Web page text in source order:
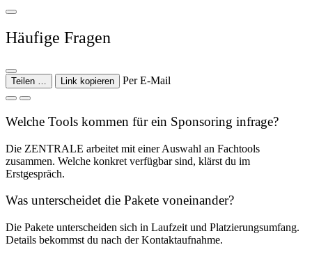
Häufige Fragen
Teilen … Link kopieren Per E-Mail
Welche Tools kommen für ein Sponsoring infrage?
Die ZENTRALE arbeitet mit einer Auswahl an Fachtools
zusammen. Welche konkret verfügbar sind, klärst du im
Erstgespräch.
Was unterscheidet die Pakete voneinander?
Die Pakete unterscheiden sich in Laufzeit und Platzierungsumfang.
Details bekommst du nach der Kontaktaufnahme.